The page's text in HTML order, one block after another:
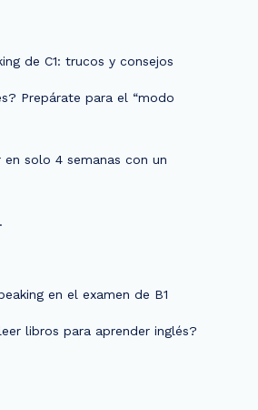
de C1: trucos y consejos
Prepárate para el “modo
en solo 4 semanas con un
en el examen de B1
libros para aprender inglés?